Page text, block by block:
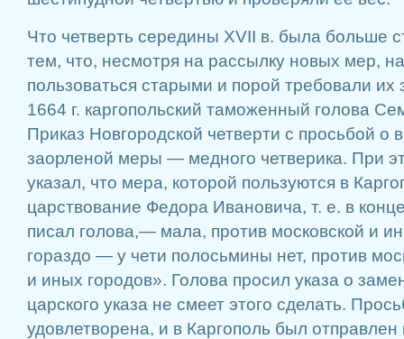
Что четверть середины XVII в. была больше
тем, что, несмотря на рассылку новых мер,
пользоваться старыми и порой требовали
1664 г. каргопольский таможенный голова
Приказ Новгородской четверти с просьбой о
заорленой меры — медного четверика. При
указал, что мера, которой пользуются в
царствование Федора Ивановича, т. е. в
писал голова,— мала, против московской и
гораздо — у чети полосьмины нет, против
и иных городов». Голова просил указа о
царского указа не смеет этого сделать.
удовле­творена, и в Каргополь был